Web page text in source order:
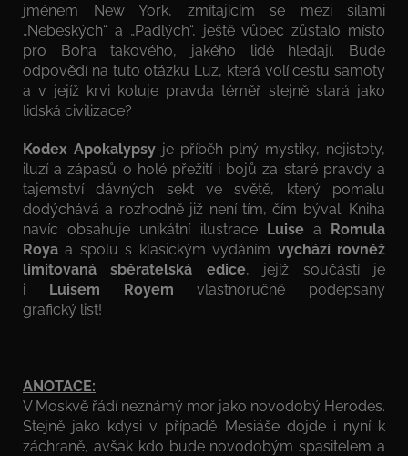
jménem New York, zmítajícím se mezi silami
„Nebeských“ a „Padlých“, ještě vůbec zůstalo místo
pro Boha takového, jakého lidé hledají. Bude
odpovědí na tuto otázku Luz, která volí cestu samoty
a v jejíž krvi koluje pravda téměř stejně stará jako
lidská civilizace?
Kodex Apokalypsy je příběh plný mystiky, nejistoty,
iluzí a zápasů o holé přežití i bojů za staré pravdy a
tajemství dávných sekt ve světě, který pomalu
dodýchává a rozhodně již není tím, čím býval. Kniha
navíc obsahuje unikátní ilustraceLuise a Romula
Roya a spolu s klasickým vydáním vychází rovněž
limitovaná sběratelská edice, jejíž součástí je
i Luisem Royem vlastnoručně podepsaný
grafický list!
ANOTACE:
V Moskvě řádí neznámý mor jako novodobý Herodes.
Stejně jako kdysi v případě Mesiáše dojde i nyní k
záchraně, avšak kdo bude novodobým spasitelem a